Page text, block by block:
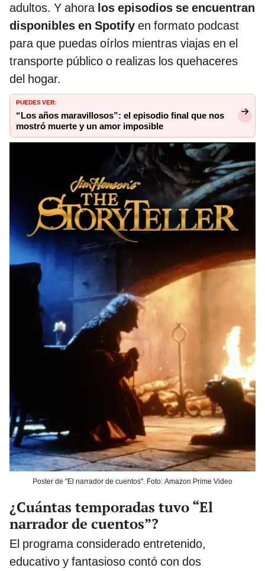
adultos. Y ahora los episodios se encuentran
disponibles en Spotify en formato podcast
para que puedas oírlos mientras viajas en el
transporte público o realizas los quehaceres
del hogar.
PUEDES VER:
“Los años maravillosos”: el episodio final que nos
mostró muerte y un amor imposible
Poster de "El narrador de cuentos". Foto: Amazon Prime Video
¿Cuántas temporadas tuvo “El
narrador de cuentos”?
El programa considerado entretenido,
educativo y fantasioso contó con dos